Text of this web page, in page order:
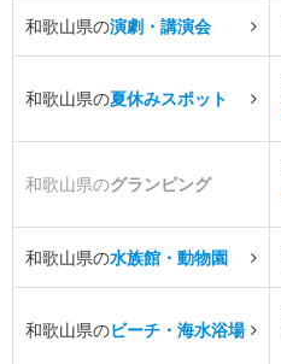
和歌山県の演劇・講演会
和歌山県の夏休みスポット
和歌山県のグランピング
和歌山県の水族館・動物園
和歌山県のビーチ・海水浴場